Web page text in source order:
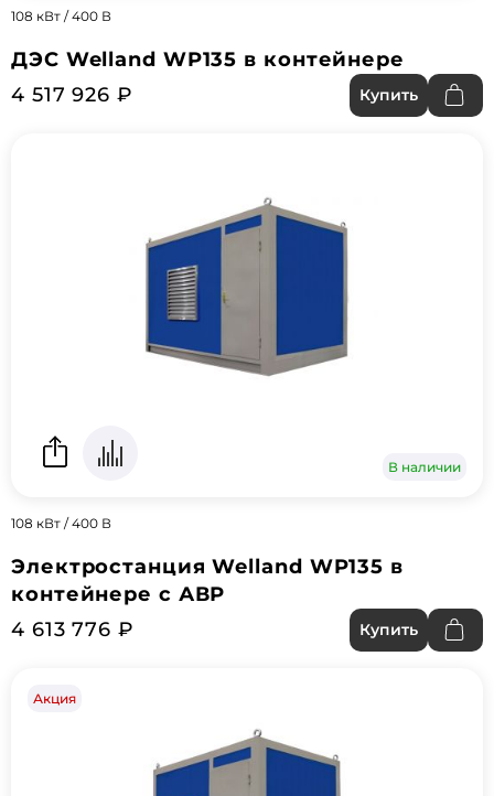
108 кВт / 400 В
ДЭС Welland WP135 в контейнере
4 517 926 ₽
Купить
В наличии
108 кВт / 400 В
Электростанция Welland WP135 в
контейнере с АВР
4 613 776 ₽
Купить
Акция